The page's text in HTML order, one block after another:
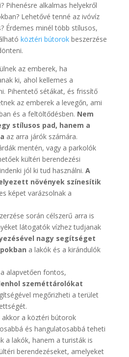
Pihenésre alkalmas helyekről
Lehetővé tenné az ivóvíz
Érdemes minél több stílusos,
köztéri bútorokbeszerzése
az emberek, ha
ki, ahol kellemes a
Pihentető sétákat, és frissítő
az emberek a levegőn, ami
és a feltöltődésben. Nem
stílusos pad, hanem a
az arra járók számára.
mentén, vagy a parkolók
kültéri berendezési
jól ki tud használni. A
növények színesítik
képet varázsolnak a
során célszerű arra is
látogatók vízhez tudjanak
nagy segítséget
a lakók és a kirándulók
alapvetően fontos,
szeméttárolókat
megőrizheti a terület
a köztéri bútorok
és hangulatosabbá teheti
a lakók, hanem a turisták is
berendezéseket, amelyeket